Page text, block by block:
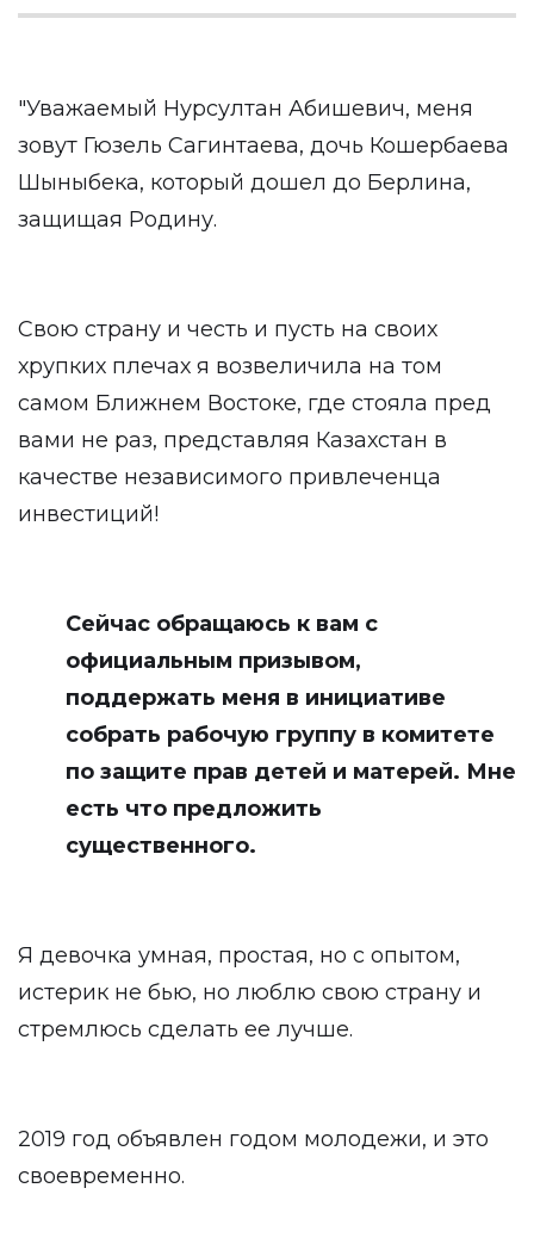
"Уважаемый Нурсултан Абишевич, меня
зовут Гюзель Сагинтаева, дочь Кошербаева
Шыныбека, который дошел до Берлина,
защищая Родину.
Свою страну и честь и пусть на своих
хрупких плечах я возвеличила на том
самом Ближнем Востоке, где стояла пред
вами не раз, представляя Казахстан в
качестве независимого привлеченца
инвестиций!
Сейчас обращаюсь к вам с
официальным призывом,
поддержать меня в инициативе
собрать рабочую группу в комитете
по защите прав детей и матерей. Мне
есть что предложить
существенного.
Я девочка умная, простая, но с опытом,
истерик не бью, но люблю свою страну и
стремлюсь сделать ее лучше.
2019 год объявлен годом молодежи, и это
своевременно.